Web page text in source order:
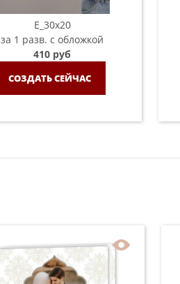
E_30x20
за 1 разв. с обложкой
410 руб
СОЗДАТЬ СЕЙЧАС